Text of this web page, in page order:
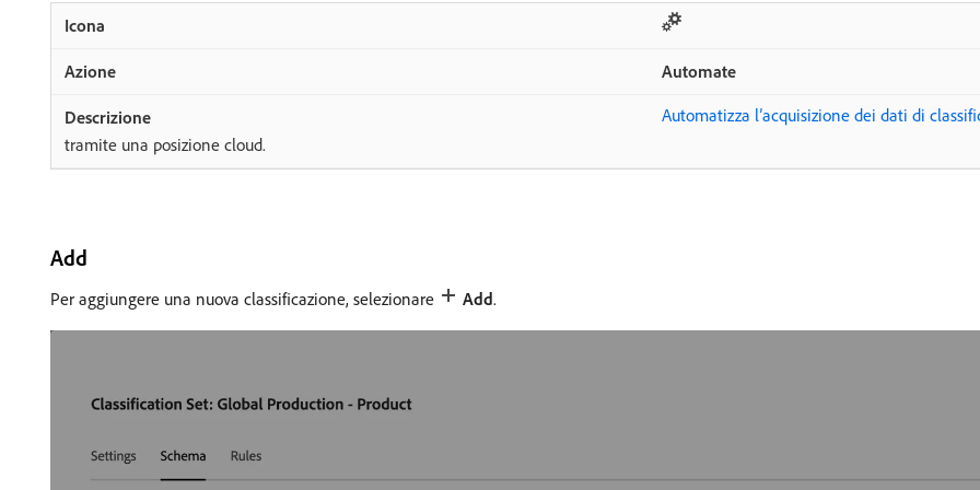
Automate
Automatizza l’acquisizione dei dati di
tramite una posizione cloud.
Add
Per aggiungere una nuova classificazione, selezionare Add.